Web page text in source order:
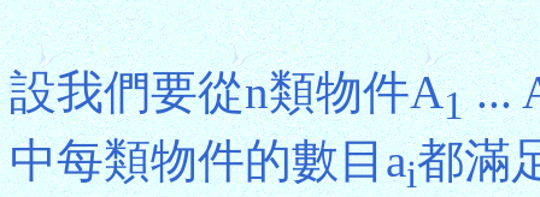
設我們要從n類物件A1...
中每類物件的數目ai都滿